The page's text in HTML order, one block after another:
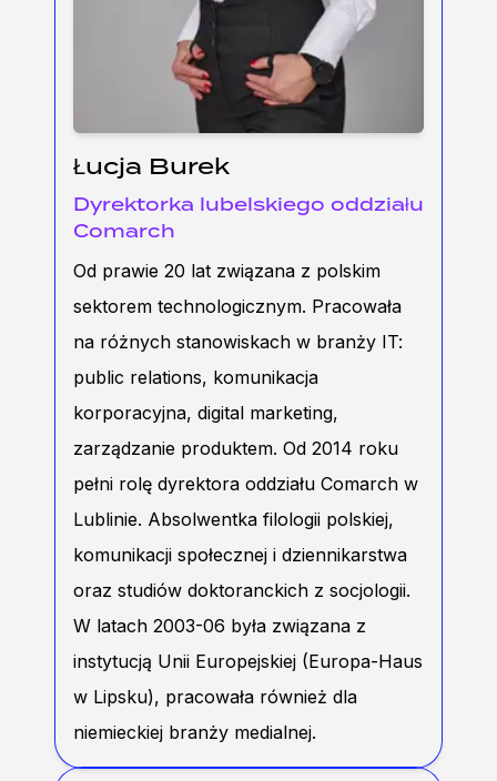
Łucja Burek
Dyrektorka lubelskiego oddziału
Comarch
Od prawie 20 lat związana z polskim
sektorem technologicznym. Pracowała
na różnych stanowiskach w branży IT:
public relations, komunikacja
korporacyjna, digital marketing,
zarządzanie produktem. Od 2014 roku
pełni rolę dyrektora oddziału Comarch w
Lublinie. Absolwentka filologii polskiej,
komunikacji społecznej i dziennikarstwa
oraz studiów doktoranckich z socjologii.
W latach 2003-06 była związana z
instytucją Unii Europejskiej (Europa-Haus
w Lipsku), pracowała również dla
niemieckiej branży medialnej.